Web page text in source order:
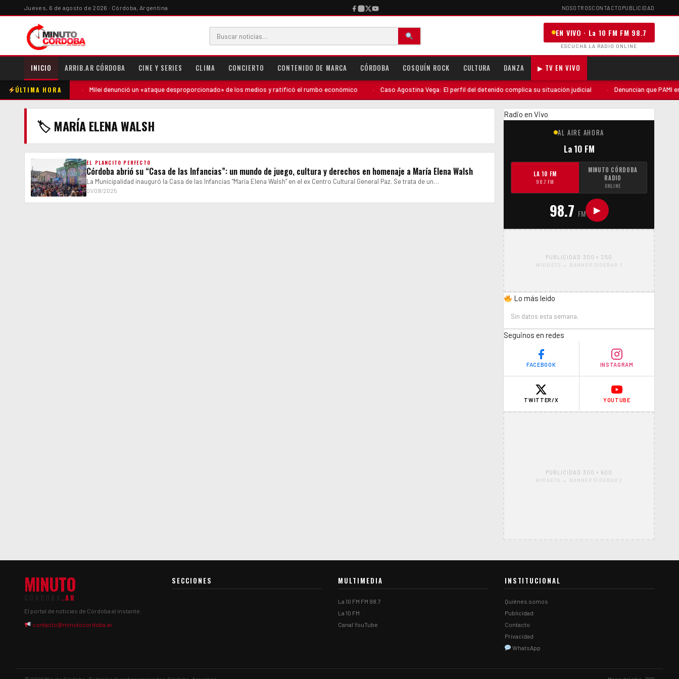
Jueves, 6 de agosto de 2026 · Córdoba, Argentina NOSOTROSCONTACTO PUBLICIDAD
EN VIVO · La 10 FM FM 98.7
ESCUCHÁ LA RADIO ONLINE
INICIO ARRIB.AR CÓRDOBA CINE Y SERIES CLIMA CONCIERTO CONTENIDO DE MARCA CÓRDOBA COSQUÍN ROCK CULTURA DANZA ▶ TV EN VIVO
ÚLTIMA HORA
contra la madre Milei denunció un «ataque desproporcionado» de los medios y ratificó el rumbo económico Caso Agostina Vega: El perfil del detenido complica su situación judicial Denuncian que PAMI
🏷 MARÍA ELENA WALSH
EL PLANCITO PERFECTO
Córdoba abrió su “Casa de las Infancias”: un mundo de juego, cultura y derechos en homenaje a María Elena Walsh
La Municipalidad inauguró la Casa de las Infancias “María Elena Walsh” en el ex Centro Cultural General Paz. Se trata de un…
01/09/2025
Radio en Vivo
AL AIRE AHORA
La 10 FM
LA 10 FM
98.7 FM
MINUTO CÓRDOBA
RADIO
ONLINE
98.7 FM ▶
PUBLICIDAD 300 × 250
WIDGETS → BANNER SIDEBAR 1
Lo más leído
Sin datos esta semana.
Seguinos en redes
FACEBOOK INSTAGRAM
TWITTER/X YOUTUBE
PUBLICIDAD 300 × 600
WIDGETS → BANNER SIDEBAR 2
MINUTO
.AR
El portal de noticias de Córdoba al instante.
contacto@minutocordoba.ar
SECCIONES MULTIMEDIA
La 10 FM FM 98.7
La 10 FM
Canal YouTube
INSTITUCIONAL
Quiénes somos
Publicidad
Contacto
Privacidad
WhatsApp